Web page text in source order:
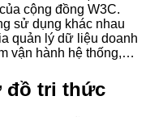
cộng đồng W3C.
sử dụng khác nhau
quản lý dữ liệu doanh
vận hành hệ thống,…
đồ tri thức